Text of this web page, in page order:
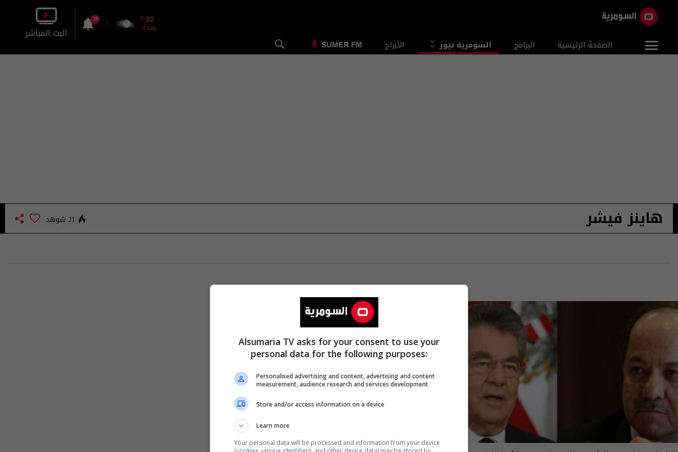
الصفحة الرئيسية البرامج السومرية نيوز الأبراج SUMER FM
32
o
بغداد
28
البث المباشر
هاينز فيشر 21 شوهد
Alsumaria TV asks for your consent to use your
personal data for the following purposes:
Personalised advertising and content, advertising and content
measurement, audience research and services development
Store and/or access information on a device
Learn more
Your personal data will be processed and information from your device